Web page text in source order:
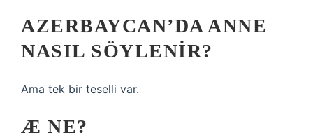
AZERBAYCAN’DA ANNE
NASIL SÖYLENIR?
Ama tek bir teselli var.
Æ NE?